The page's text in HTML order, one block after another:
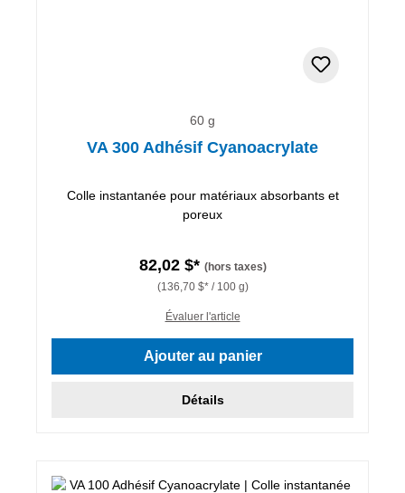
60 g
VA 300 Adhésif Cyanoacrylate
Colle instantanée pour matériaux absorbants et
poreux
82,02 $* (hors taxes)
(136,70 $* / 100 g)
Évaluer l'article
Ajouter au panier
Détails